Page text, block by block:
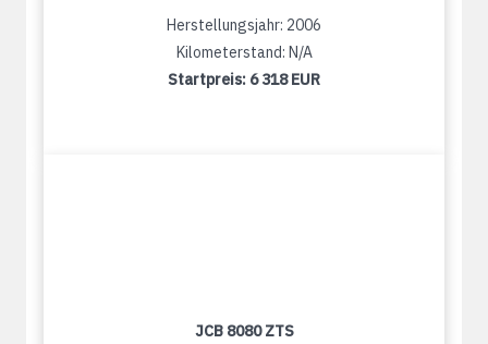
Herstellungsjahr: 2006
Kilometerstand: N/A
Startpreis: 6 318 EUR
JCB 8080 ZTS